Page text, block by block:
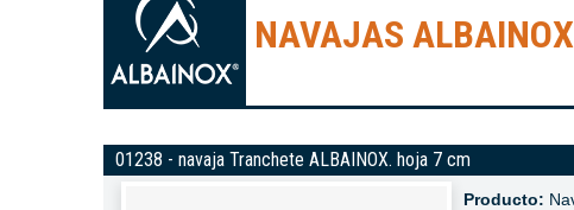
NAVAJAS
01238 - navaja Tranchete ALBAINOX. hoja 7 cm
Producto: